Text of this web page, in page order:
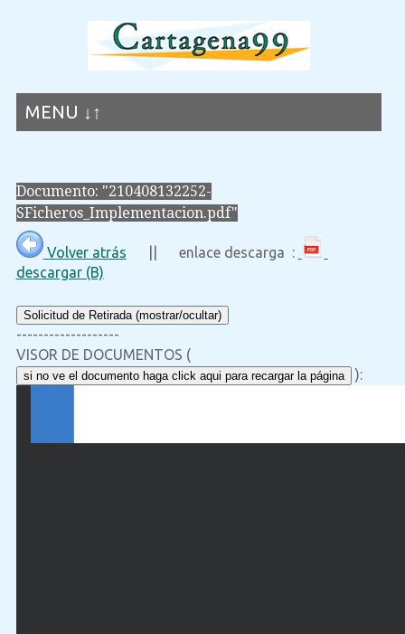
MENU ↓↑
Documento: "210408132252-
SFicheros_Implementacion.pdf"
Volver atrás || enlace descarga :
descargar (B)
Solicitud de Retirada (mostrar/ocultar)
-------------------
VISOR DE DOCUMENTOS (
si no ve el documento haga click aqui para recargar la página ):